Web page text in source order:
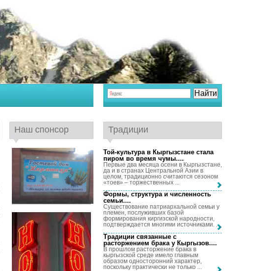
Наш спонсор Традиции
Той-культура в Кыргызстане стала
пиром во время чумы....
Первые два месяца осени в Кыргызстане,
да и в странах Центральной Азии в
целом, традиционно считаются сезоном
«тоев» – торжественных ...
Формы, структура и численность
семьи....
Существование патриархальной семьи у
племен, послуживших базой
формирования киргизской народности,
подтверждается многими источниками. ...
Традиции связанные с
расторжением брака у Кыргызов....
В прошлом расторжение брака в
кыргызской среде имело главным
образом односторонний характер,
поскольку практически не только ...